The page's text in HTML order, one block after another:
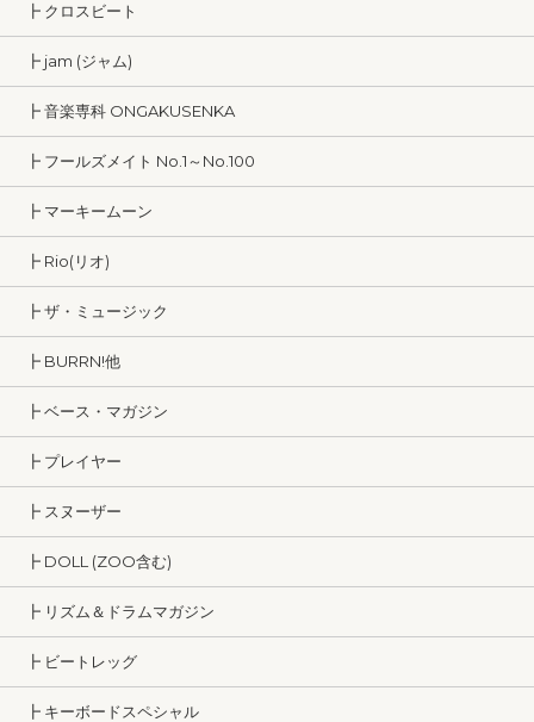
┣ クロスビート
┣ jam (ジャム)
┣ 音楽専科 ONGAKUSENKA
┣ フールズメイト No.1～No.100
┣ マーキームーン
┣ Rio(リオ)
┣ ザ・ミュージック
┣ BURRN!他
┣ ベース・マガジン
┣ プレイヤー
┣ スヌーザー
┣ DOLL (ZOO含む)
┣ リズム＆ドラムマガジン
┣ ビートレッグ
┣ キーボードスペシャル